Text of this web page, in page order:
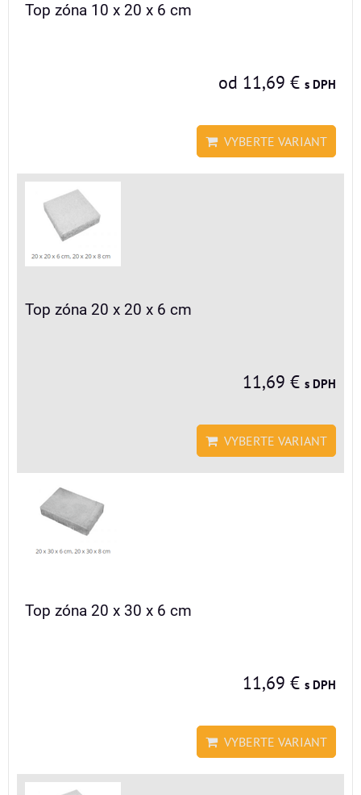
Top zóna 10 x 20 x 6 cm
od 11,69 € s DPH
VYBERTE VARIANT
Top zóna 20 x 20 x 6 cm
11,69 € s DPH
VYBERTE VARIANT
Top zóna 20 x 30 x 6 cm
11,69 € s DPH
VYBERTE VARIANT